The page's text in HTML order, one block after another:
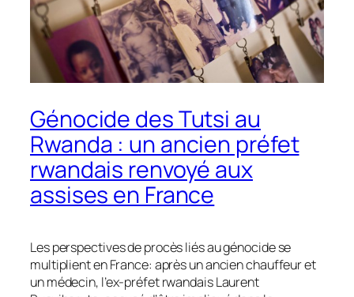
Génocide des Tutsi au
Rwanda : un ancien préfet
rwandais renvoyé aux
assises en France
Les perspectives de procès liés au génocide se
multiplient en France: après un ancien chauffeur et
un médecin, l’ex-préfet rwandais Laurent